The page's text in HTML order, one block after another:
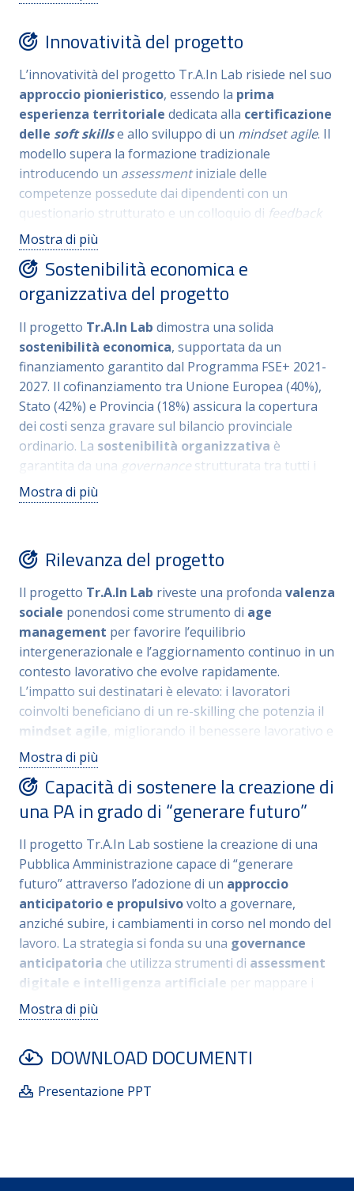
trasferibilità è supportata dall’integrazione nel
fornisce un modello procedurale esportabile per
dare valore legale ai percorsi di crescita di dipendenti
e organizzazioni Inoltre, gli obiettivi diage
management
e digitalizzazione rispondono a sfide
comuni e attuali a molte organizzazioni pubbliche e
private
Essendo una sperimentazione soggetta a
verifiche costanti da parte del personale della
Provincia di Trento, il progetto funge da prototipo
testato per future implementazioni in contesti
Innovatività del progetto
L’innovatività del progetto Tr.A.In Lab risiede nel suo
approccio pionieristico, essendo la prima
esperienza territoriale dedicata alla certificazione
delle soft skillse allo sviluppo di un mindset agile. Il
modello supera la formazione tradizionale
introducendo un assessmentiniziale delle
competenze possedute dai dipendenti con un
questionario strutturato e un colloquio di feedback
per definire percorsi personalizzati in una “palestra
formativa”.La metodologia si basa su una
formazione tailorizzatadove i contenuti sono
personalizzati in base ai gap rilevati dal
efficienza.Gli strumenti includono una palestra
formativa digitale.L’originalità è confermata
dall’integrazione formale nel Repertorio provinciale
delle qualificazioni, trasformando l’apprendimento in
una certificazione di parte terza con valore legale per
garantireai lavoratori una crescita professionale
riconosciuta e spendibile in ottica di age
management.
Mostra di più
Sostenibilità economica e
organizzativa del progetto
Il progetto Tr.A.In Lab dimostra una solida
sostenibilità economica, supportata da un
finanziamento garantito dal Programma FSE+ 2021-
2027. Il cofinanziamento tra Unione Europea (40%),
Stato (42%) e Provincia (18%) assicura la copertura
dei costi senza gravare sul bilancio provinciale
ordinario. La sostenibilità organizzativa è
garantita da una governance strutturata tra tutti i
vari attori del Provincia, che vede il coordinamento
del Dipartimento organizzazione, personale e
dei tempiemerge da una pianificazione chiara che
include una fase prototipale, una attuativa-
sperimentale (novembre 2025 – luglio 2026) e una
successiva messa a terra definitiva.
L’efficienza è
massimizzata dall’uso di strumenti digitali (anche
basati sull’intelligenza artificiale) che permettono
una gestione massiva dei partecipanti riducendo i
tempi anche grazie alle modalità asincrone.
Mostra di più
Rilevanza del progetto
Il progetto Tr.A.In Lab riveste una profonda valenza
sociale ponendosi come strumento di age
management per favorire l’equilibrio
intergenerazionale e l’aggiornamento continuo in un
contesto lavorativo che evolve rapidamente.
L’impatto sui destinatari è elevato: i lavoratori
coinvolti beneficiano di un re-skilling che potenzia il
mindset agile , migliorando il benessere lavorativo e
il work-life balance
garantisce una crescita concreta attraverso il rilascio
di unattestato che apre alla certificazione formale
delle competenze, rendendo il profilo dei dipendenti
fase sperimentale interessi solo specifici dipartimenti
provinciali, il progetto mira a un’ampia ricaduta
socio-economica, puntando a modernizzare
l’amministrazione per offrire servizi più efficienti e
veloci a cittadini e imprese. Il progetto può diventare
anche un modello territoriale di riferimento, grazie
alla replicabilità dello stesso.
Mostra di più
Capacità di sostenere la creazione di
una PA in grado di “generare futuro”
Il progetto Tr.A.In Lab sostiene la creazione di una
Pubblica Amministrazione capace di “generare
futuro” attraverso l’adozione di un approccio
anticipatorio e propulsivovolto a governare,
anziché subire, i cambiamenti in corso nel mondo del
lavoro. La strategia si fonda su una governance
anticipatoria che utilizza strumenti di assessment
digitale e intelligenza artificiale per mappare i
gap di competenza, permettendo una
programmazione formativa basata su dati oggettivi
promuove l’age managementcome leva strategica:
non si limita a gestire l’invecchiamento, ma valorizza
l’equilibrio intergenerazionale attraverso il
istituzionalizza il cambiamento, trasformando
Mostra di più
DOWNLOAD DOCUMENTI
Presentazione PPT